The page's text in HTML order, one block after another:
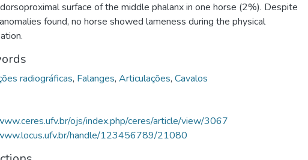
surface of the middle phalanx in one horse (2%). Despite
found, no horse showed lameness during the physical
radiográficas, Falanges, Articulações, Cavalos
ojs/index.php/ceres/article/view/3067
handle/123456789/21080